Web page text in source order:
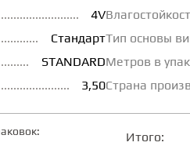
4V
Стандарт
STANDARD
3,50
Тип основы
Метров в
Страна
Итого: